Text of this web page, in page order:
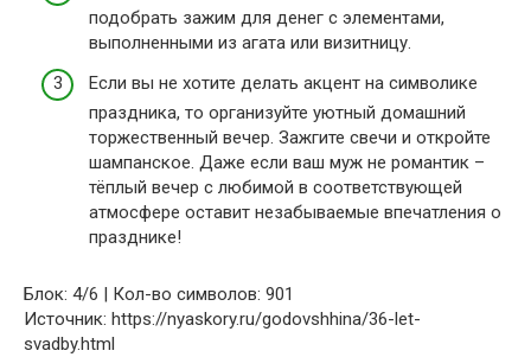
подобрать зажим для денег с элементами,
выполненными из агата или визитницу.
Если вы не хотите делать акцент на символике
праздника, то организуйте уютный домашний
торжественный вечер. Зажгите свечи и откройте
шампанское. Даже если ваш муж не романтик –
тёплый вечер с любимой в соответствующей
атмосфере оставит незабываемые впечатления о
празднике!
Блок: 4/6 | Кол-во символов: 901
Источник: https://nyaskory.ru/godovshhina/36-let-
svadby.html